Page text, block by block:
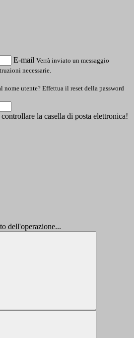
E-mail Verrà inviato un messaggio
necessarie.
nome utente? Effettua il reset della password
la casella di posta elettronica!
dell'operazione...